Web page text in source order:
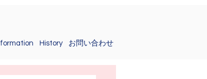
History お問い合わせ